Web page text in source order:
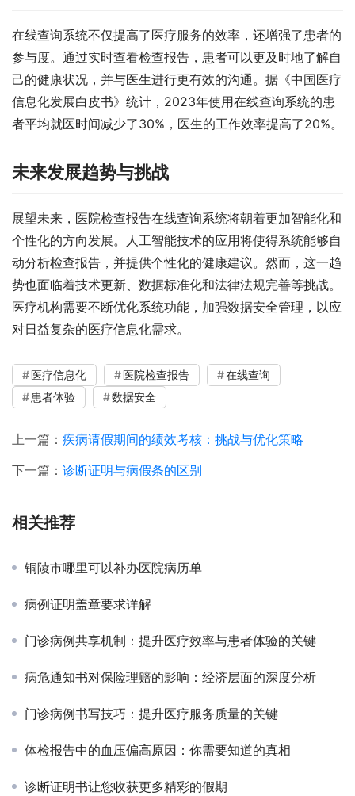
在线查询系统不仅提高了医疗服务的效率，还增强了患者的
参与度。通过实时查看检查报告，患者可以更及时地了解自
己的健康状况，并与医生进行更有效的沟通。据《中国医疗
信息化发展白皮书》统计，2023年使用在线查询系统的患
者平均就医时间减少了30%，医生的工作效率提高了20%。
未来发展趋势与挑战
展望未来，医院检查报告在线查询系统将朝着更加智能化和
个性化的方向发展。人工智能技术的应用将使得系统能够自
动分析检查报告，并提供个性化的健康建议。然而，这一趋
势也面临着技术更新、数据标准化和法律法规完善等挑战。
医疗机构需要不断优化系统功能，加强数据安全管理，以应
对日益复杂的医疗信息化需求。
医疗信息化 医院检查报告
在线查询
患者体验
数据安全
上一篇： 疾病请假期间的绩效考核：挑战与优化策略
下一篇： 诊断证明与病假条的区别
相关推荐
铜陵市哪里可以补办医院病历单
病例证明盖章要求详解
门诊病例共享机制：提升医疗效率与患者体验的关键
病危通知书对保险理赔的影响：经济层面的深度分析
门诊病例书写技巧：提升医疗服务质量的关键
体检报告中的血压偏高原因：你需要知道的真相
诊断证明书让您收获更多精彩的假期